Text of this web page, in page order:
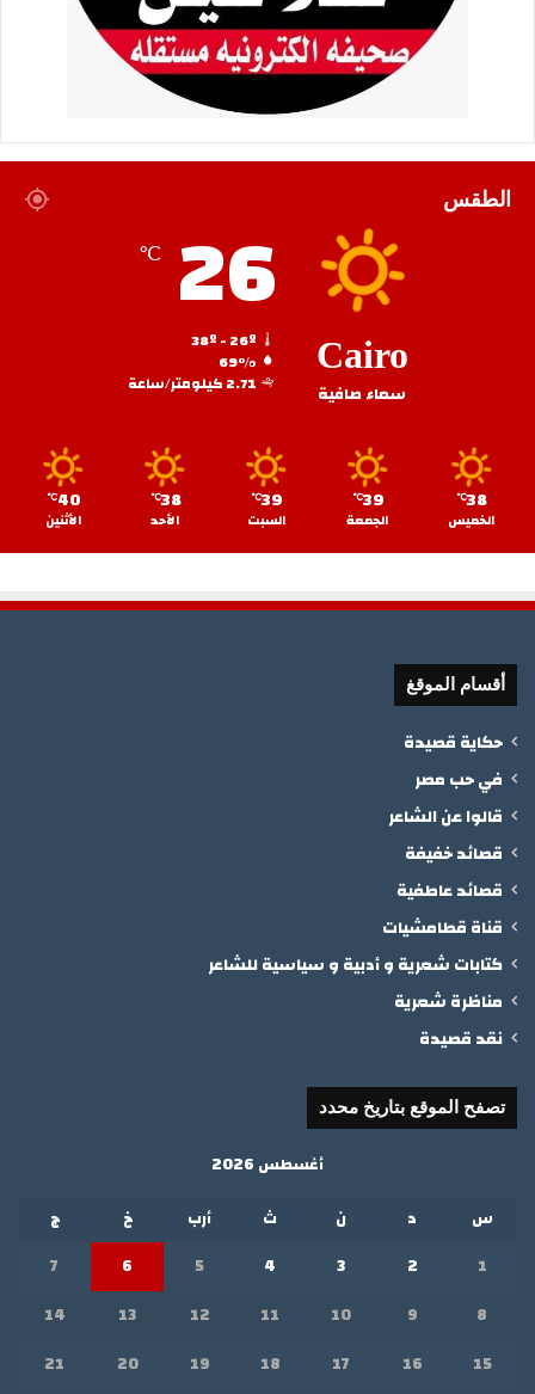
الطقس
Cairo
سماء صافية
26
℃
69%
2.71 كيلومتر/ساعة
38
℃
الخميس
39
℃
الجمعة
39
℃
السبت
38
℃
الأحد
40
℃
الأثنين
أقسام الموقغ
حكاية قصيدة
في حب مصر
قالوا عن الشاعر
قصائد خفيفة
قصائد عاطفية
قناة قطامشيات
كتابات شعرية و أدبية و سياسية للشاعر
مناظرة شعرية
نقد قصيدة
تصفح الموقع بتاريخ محدد
أغسطس 2026
س
د ن ث أرب خ
ج
1
2
3
4
5
6
7
8
9
10
11
12
13
14
15
16
17
18
19
20
21